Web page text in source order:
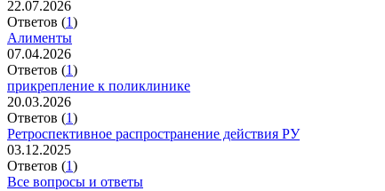
22.07.2026
Ответов (1)
Алименты
07.04.2026
Ответов (1)
прикрепление к поликлинике
20.03.2026
Ответов (1)
Ретроспективное распространение действия РУ
03.12.2025
Ответов (1)
Все вопросы и ответы